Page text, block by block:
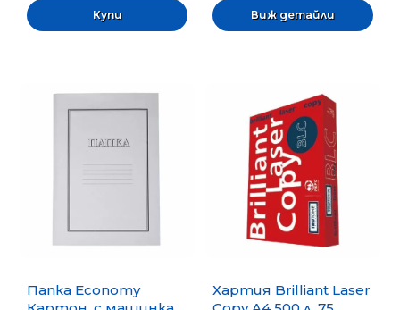
Виж детайли
Папка Economy
Хартия Brilliant Laser